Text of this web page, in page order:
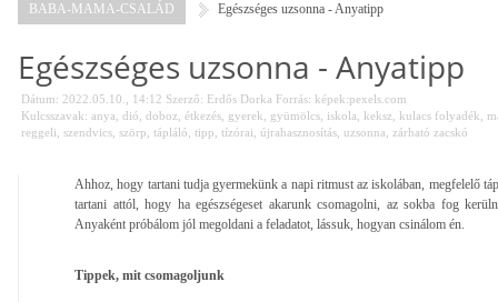
BABA-MAMA-CSALÁD Egészséges uzsonna - Anyatipp
Egészséges uzsonna - Anyatipp
Dátum: 2022.05.10., 14:12 Szerző: Erdős Dorka Forrás: képek:pexels.com
Kulcsszavak: anya dió doboz étkezés gyerek gyümölcs iskola keksz kulacs folyadék
reggeli szendvics szörp tápláló tipp tízórai újrahasznosítás uzsonna zárható zacskó
Ahhoz, hogy tartani tudja gyermekünk a napi ritmust az iskolában, megfelelő
tartani attól, hogy ha egészségeset akarunk csomagolni, az sokba fog
Anyaként próbálom jól megoldani a feladatot, lássuk, hogyan csinálom én.
Tippek, mit csomagoljunk